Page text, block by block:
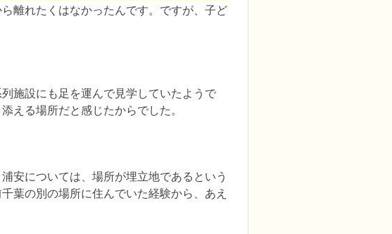
離れたくはなかったんです。ですが、子ど
施設にも足を運んで見学していたようで
える場所だと感じたからでした。
安については、場所が埋立地であるという
葉の別の場所に住んでいた経験から、あえ